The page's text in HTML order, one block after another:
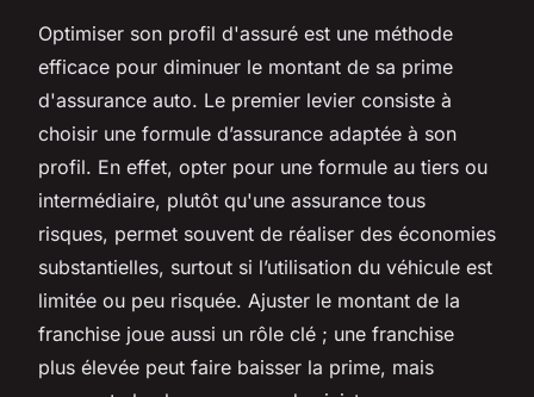
Optimiser son profil d'assuré est une méthode
efficace pour diminuer le montant de sa prime
d'assurance auto. Le premier levier consiste à
choisir une formule d’assurance adaptée à son
profil. En effet, opter pour une formule au tiers ou
intermédiaire, plutôt qu'une assurance tous
risques, permet souvent de réaliser des économies
substantielles, surtout si l’utilisation du véhicule est
limitée ou peu risquée. Ajuster le montant de la
franchise joue aussi un rôle clé ; une franchise
plus élevée peut faire baisser la prime, mais